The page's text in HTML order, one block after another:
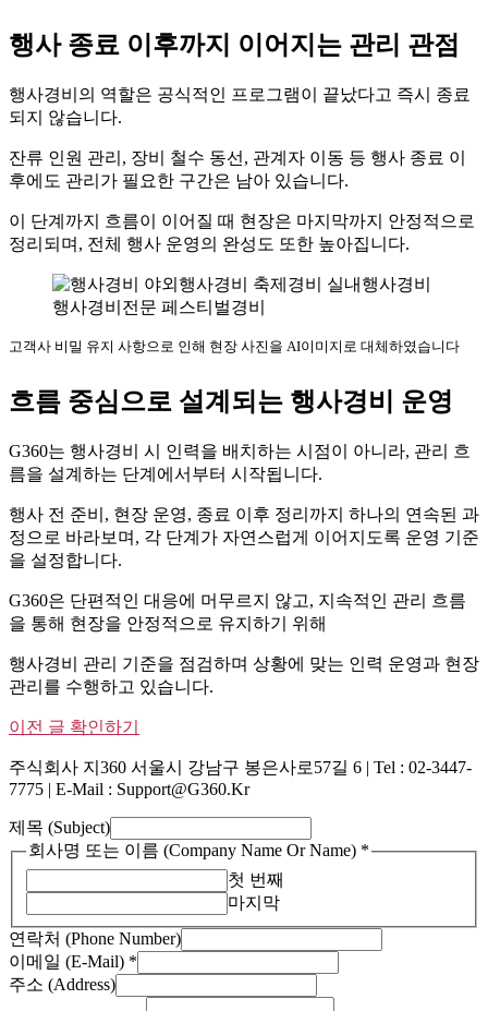
행사 종료 이후까지 이어지는 관리 관점
행사경비의 역할은 공식적인 프로그램이 끝났다고 즉시 종료
되지 않습니다.
잔류 인원 관리, 장비 철수 동선, 관계자 이동 등 행사 종료 이
후에도 관리가 필요한 구간은 남아 있습니다.
이 단계까지 흐름이 이어질 때 현장은 마지막까지 안정적으로
정리되며, 전체 행사 운영의 완성도 또한 높아집니다.
고객사 비밀 유지 사항으로 인해 현장 사진을 AI이미지로 대체하였습니다
흐름 중심으로 설계되는 행사경비 운영
G360는 행사경비 시 인력을 배치하는 시점이 아니라, 관리 흐
름을 설계하는 단계에서부터 시작됩니다.
행사 전 준비, 현장 운영, 종료 이후 정리까지 하나의 연속된 과
정으로 바라보며, 각 단계가 자연스럽게 이어지도록 운영 기준
을 설정합니다.
G360은 단편적인 대응에 머무르지 않고, 지속적인 관리 흐름
을 통해 현장을 안정적으로 유지하기 위해
행사경비 관리 기준을 점검하며 상황에 맞는 인력 운영과 현장
관리를 수행하고 있습니다.
이전 글 확인하기
주식회사 지360 서울시 강남구 봉은사로57길 6 | Tel : 02-3447-
7775 | E-Mail : Support@g360.kr
제목 (Subject)
회사명 또는 이름 (Company Name Or Name) *
첫 번째
마지막
연락처 (Phone Number)
이메일 (E-Mail) *
이
주소 (Address)